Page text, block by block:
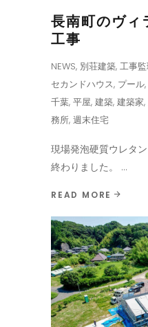
長南町のヴィ
工事
NEWS, 別荘建築, 工事
セカンドハウス, プール,
千葉, 平屋, 建築, 建築家,
務所, 週末住宅
現場発泡硬質ウレタ
終わりました。
READ MORE